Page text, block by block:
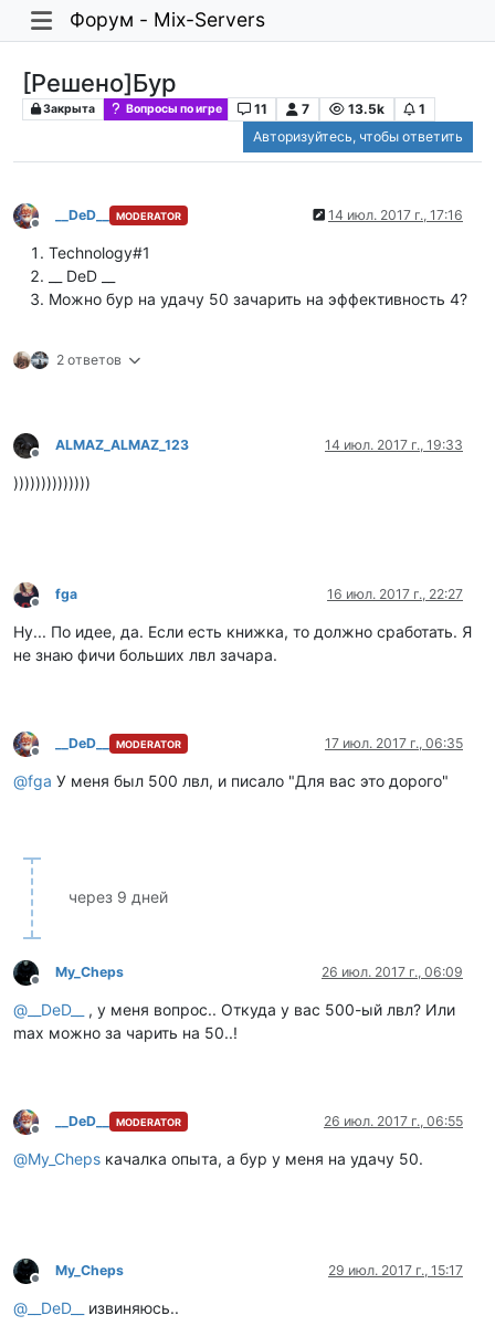
Форум - Mix-Servers
[Решено]Бур
Закрыта Вопросы по игре 11 7 13.5k
1
Авторизуйтесь, чтобы ответить
Не в сети
__DeD__ MODERATOR 14 июл. 2017 г., 17:16
Technology#1
__ DeD __
Можно бур на удачу 50 зачарить на эффективность 4?
2 ответов
Не в сети
ALMAZ_ALMAZ_123 14 июл. 2017 г., 19:33
))))))))))))))
Не в сети
fga 16 июл. 2017 г., 22:27
Ну... По идее, да. Если есть книжка, то должно сработать. Я
не знаю фичи больших лвл зачара.
Не в сети
__DeD__ MODERATOR 17 июл. 2017 г., 06:35
@fga У меня был 500 лвл, и писало "Для вас это дорого"
через 9 дней
Не в сети
My_Cheps 26 июл. 2017 г., 06:09
@ __DeD__
, у меня вопрос.. Откуда у вас 500-ый лвл? Или
max можно за чарить на 50..!
Не в сети
__DeD__ MODERATOR 26 июл. 2017 г., 06:55
@My_Cheps качалка опыта, а бур у меня на удачу 50.
Не в сети
My_Cheps 29 июл. 2017 г., 15:17
@ __DeD__ извиняюсь..